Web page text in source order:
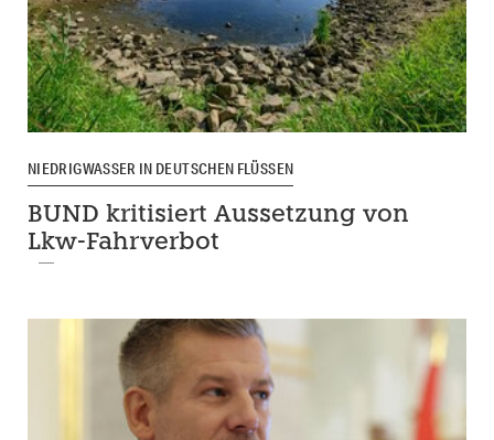
NIEDRIGWASSER IN DEUTSCHEN FLÜSSEN
BUND kritisiert Aussetzung von
Lkw-Fahrverbot